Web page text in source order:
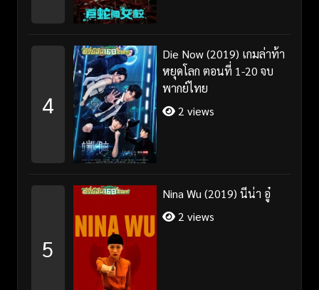
4
Die Now (2019) เกมล่าท้า
หยุดโลก ตอนที่ 1-20 จบ
พากย์ไทย
2 views
5
Nina Wu (2019) นีน่า อู๋
2 views